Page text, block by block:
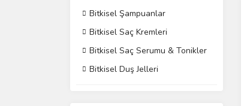
Bitkisel Şampuanlar
Bitkisel Saç Kremleri
Bitkisel Saç Serumu & Tonikler
Bitkisel Duş Jelleri